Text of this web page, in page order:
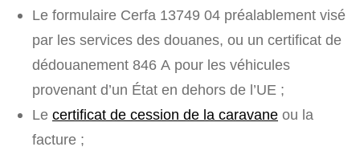
Le formulaire Cerfa 13749 04 préalablement visé
par les services des douanes, ou un certificat de
dédouanement 846 A pour les véhicules
provenant d’un État en dehors de l’UE ;
Le certificat de cession de la caravane ou la
facture ;